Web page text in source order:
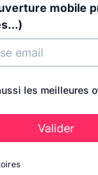
mobile
les meilleures
Valider